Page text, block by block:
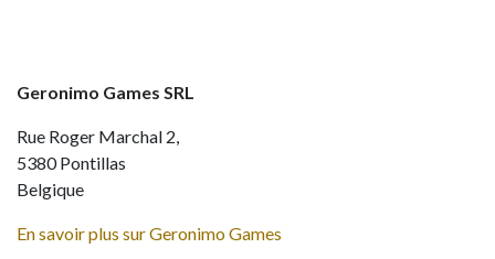
Geronimo Games SRL
Rue Roger Marchal 2,
5380 Pontillas
Belgique
En savoir plus sur Geronimo Games